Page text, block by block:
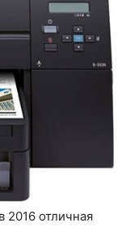
2016 отличная